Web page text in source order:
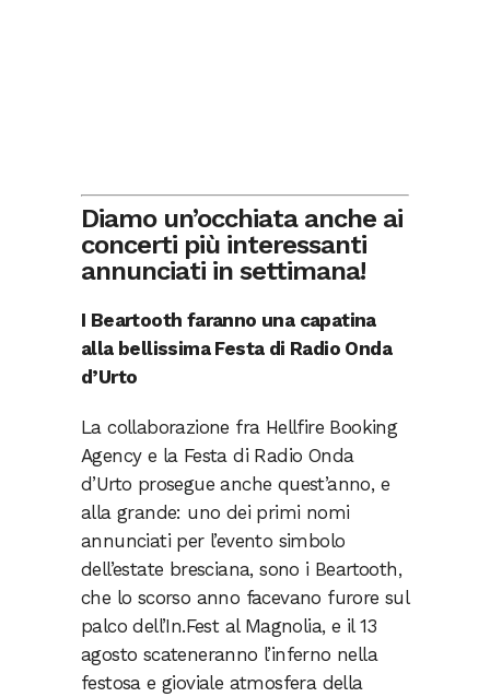
Diamo un’occhiata anche ai
concerti più interessanti
annunciati in settimana!
I Beartooth faranno una capatina
alla bellissima Festa di Radio Onda
d’Urto
La collaborazione fra Hellfire Booking
Agency e la Festa di Radio Onda
d’Urto prosegue anche quest’anno, e
alla grande: uno dei primi nomi
annunciati per l’evento simbolo
dell’estate bresciana, sono i Beartooth,
che lo scorso anno facevano furore sul
palco dell’In.Fest al Magnolia, e il 13
agosto scateneranno l’inferno nella
festosa e gioviale atmosfera della